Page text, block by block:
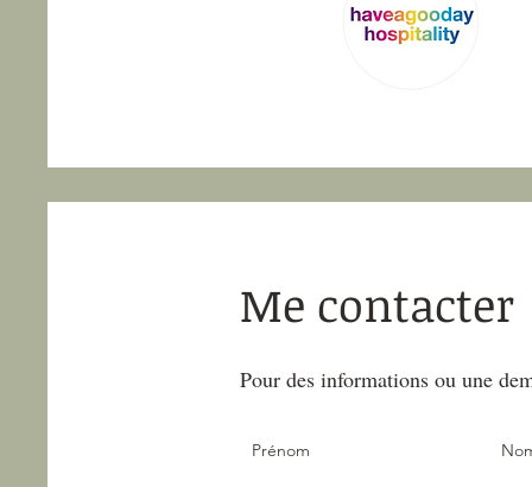
Me contacter
Pour des informations ou une
Prénom